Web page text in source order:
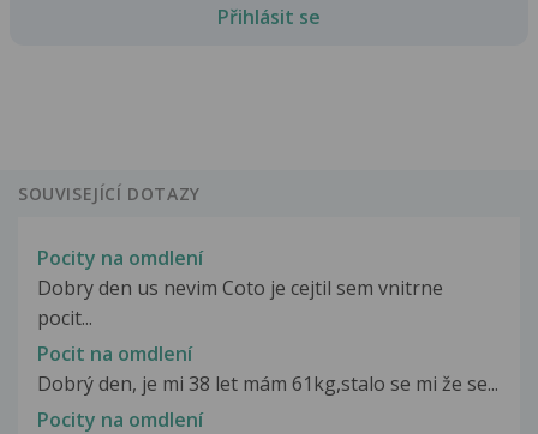
Přihlásit se
SOUVISEJÍCÍ DOTAZY
Pocity na omdlení
Dobry den us nevim Coto je cejtil sem vnitrne
pocit...
Pocit na omdlení
Dobrý den, je mi 38 let mám 61kg,stalo se mi že se...
Pocity na omdlení